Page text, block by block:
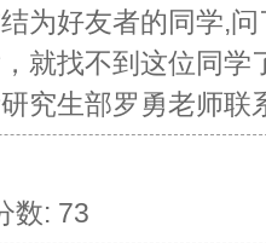
为好友者的同学,
就找不到这位同
究生部罗勇老师联
数: 73